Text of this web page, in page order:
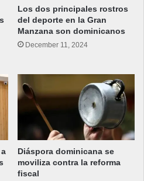
Los dos principales rostros
del deporte en la Gran
Manzana son dominicanos
December 11, 2024
Diáspora dominicana se
moviliza contra la reforma
fiscal